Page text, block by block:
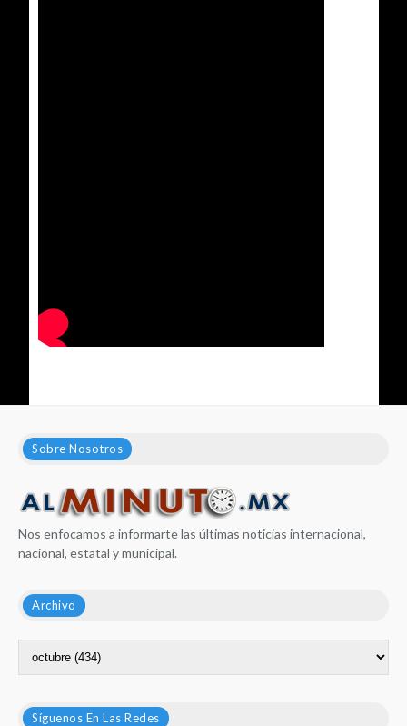
Sobre Nosotros
Nos enfocamos a informarte las últimas noticias internacional,
nacional, estatal y municipal.
Archivo
Síguenos En Las Redes